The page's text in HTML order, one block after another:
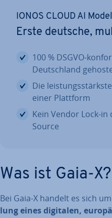
IONOS CLOUD AI
Erste deutsche,
100 % DSGVO-
Deutsch­land
Die
einer Plattform
Kein Vendor Lock-in
Source
Was ist Gaia-X?
Bei Gaia-X handelt es sich
lung eines digitalen,